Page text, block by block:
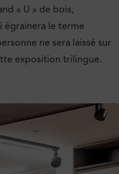
« U » de bois,
égrainera le terme
ne sera laissé sur
exposition trilingue.